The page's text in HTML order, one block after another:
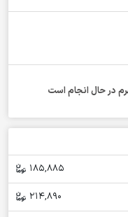
در حال انجام است
185,885
214,890